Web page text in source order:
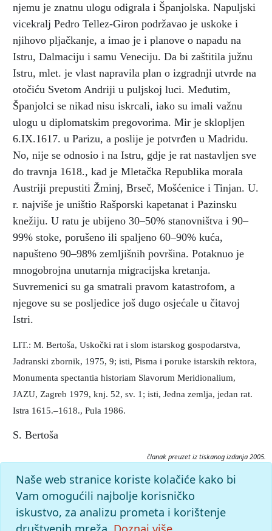
njemu je znatnu ulogu odigrala i Španjolska. Napuljski
vicekralj Pedro Tellez-Giron podržavao je uskoke i
njihovo pljačkanje, a imao je i planove o napadu na
Istru, Dalmaciju i samu Veneciju. Da bi zaštitila južnu
Istru, mlet. je vlast napravila plan o izgradnji utvrde na
otočiću Svetom Andriji u puljskoj luci. Međutim,
Španjolci se nikad nisu iskrcali, iako su imali važnu
ulogu u diplomatskim pregovorima. Mir je sklopljen
6.IX.1617. u Parizu, a poslije je potvrđen u Madridu.
No, nije se odnosio i na Istru, gdje je rat nastavljen sve
do travnja 1618., kad je Mletačka Republika morala
Austriji prepustiti Žminj, Brseč, Mošćenice i Tinjan. U.
r. najviše je uništio Rašporski kapetanat i Pazinsku
knežiju. U ratu je ubijeno 30–50% stanovništva i 90–
99% stoke, porušeno ili spaljeno 60–90% kuća,
napušteno 90–98% zemljišnih površina. Potaknuo je
mnogobrojna unutarnja migracijska kretanja.
Suvremenici su ga smatrali pravom katastrofom, a
njegove su se posljedice još dugo osjećale u čitavoj
Istri.
LIT.: M. Bertoša, Uskočki rat i slom istarskog gospodarstva,
Jadranski zbornik, 1975, 9; isti, Pisma i poruke istarskih rektora,
Monumenta spectantia historiam Slavorum Meridionalium,
JAZU, Zagreb 1979, knj. 52, sv. 1; isti, Jedna zemlja, jedan rat.
Istra 1615.–1618., Pula 1986.
S. Bertoša
članak preuzet iz tiskanog izdanja 2005.
Citiranje:
Istarska enciklopedija (2005), mrežno izdanje.
Leksikografski zavod Miroslav Krleža, 2026. Pristupljeno
8.8.2026. <https://istra.lzmk.hr/clanak/uskocki-rat>.
Naše web stranice koriste kolačiće kako bi
Vam omogućili najbolje korisničko
iskustvo, za analizu prometa i korištenje